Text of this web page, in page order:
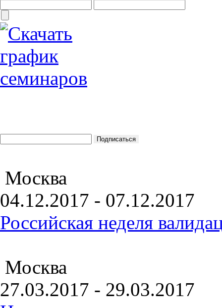
Москва
04.12.2017 - 07.12.2017
Российская неделя
Москва
27.03.2017 - 29.03.2017